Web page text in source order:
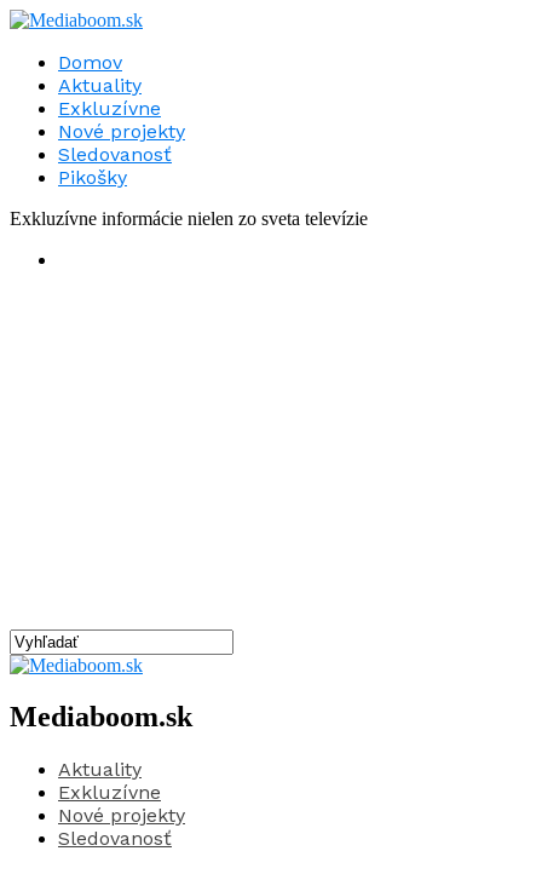
Domov
Aktuality
Exkluzívne
Nové projekty
Sledovanosť
Pikošky
Exkluzívne informácie nielen zo sveta televízie
Mediaboom.sk
Aktuality
Exkluzívne
Nové projekty
Sledovanosť